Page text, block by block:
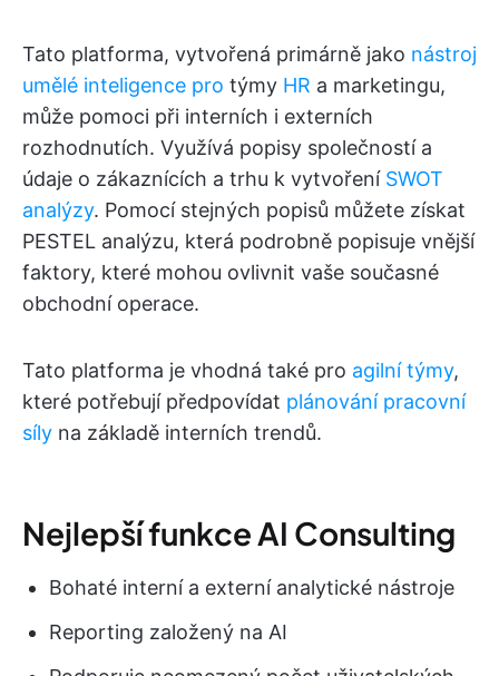
Tato platforma, vytvořená primárně jako nástroj
umělé inteligence pro týmy HR a marketingu,
může pomoci při interních i externích
rozhodnutích. Využívá popisy společností a
údaje o zákaznících a trhu k vytvoření SWOT
analýzy. Pomocí stejných popisů můžete získat
PESTEL analýzu, která podrobně popisuje vnější
faktory, které mohou ovlivnit vaše současné
obchodní operace.
Tato platforma je vhodná také pro agilní týmy,
které potřebují předpovídat plánování pracovní
síly na základě interních trendů.
Nejlepší funkce AI Consulting
Bohaté interní a externí analytické nástroje
Reporting založený na AI